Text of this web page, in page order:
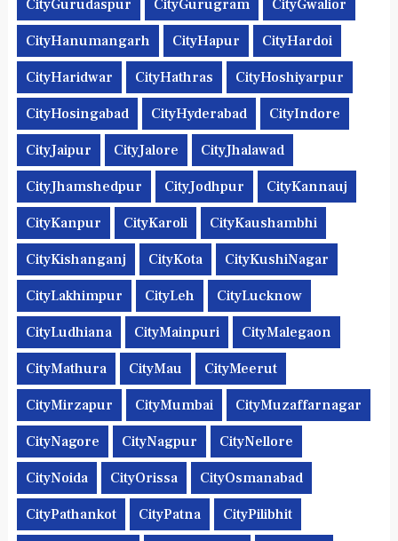
CityGurudaspur CityGurugram CityGwalior
CityHanumangarh CityHapur CityHardoi
CityHaridwar CityHathras CityHoshiyarpur
CityHosingabad CityHyderabad CityIndore
CityJaipur CityJalore CityJhalawad
CityJhamshedpur CityJodhpur CityKannauj
CityKanpur CityKaroli CityKaushambhi
CityKishanganj CityKota CityKushiNagar
CityLakhimpur CityLeh CityLucknow
CityLudhiana CityMainpuri CityMalegaon
CityMathura CityMau CityMeerut
CityMirzapur CityMumbai CityMuzaffarnagar
CityNagore CityNagpur CityNellore
CityNoida CityOrissa CityOsmanabad
CityPathankot CityPatna CityPilibhit